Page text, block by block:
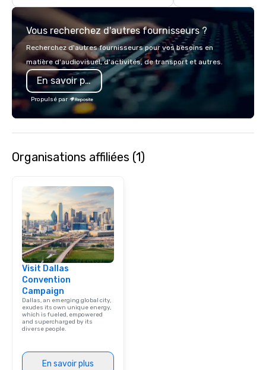
Vous recherchez d'autres fournisseurs ?
Recherchez d'autres fournisseurs pour vos besoins en
matière d'audiovisuel, d'activités, de transport et autres.
En savoir plus
Propulsé par
Organisations affiliées (1)
Visit Dallas
Convention
Campaign
Dallas, an emerging global city,
exudes its own unique energy,
which is fueled, empowered
and supercharged by its
diverse people.
En savoir plus